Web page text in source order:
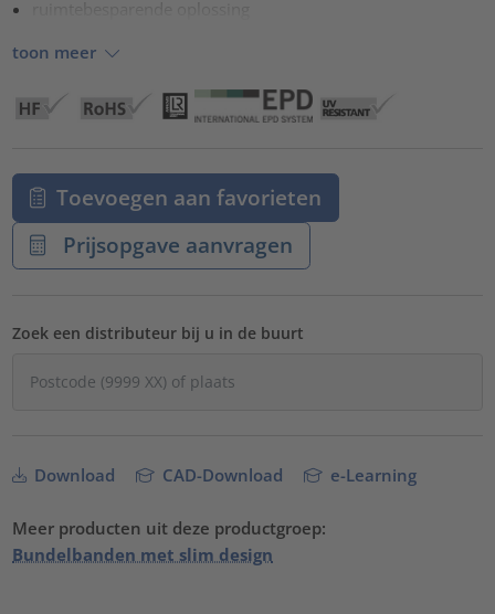
toon meer
Toevoegen aan favorieten
Prijsopgave aanvragen
Zoek een distributeur bij u in de buurt
Download CAD-Download e-Learning
Meer producten uit deze productgroep:
Bundelbanden met slim design